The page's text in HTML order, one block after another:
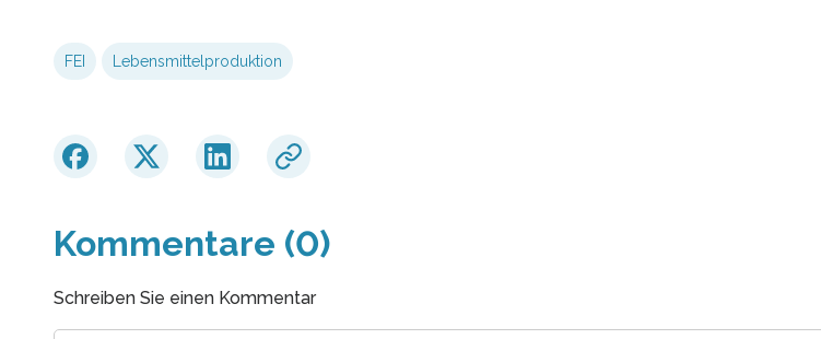
FEI Lebensmittelproduktion
Kommentare (0)
Schreiben Sie einen Kommentar